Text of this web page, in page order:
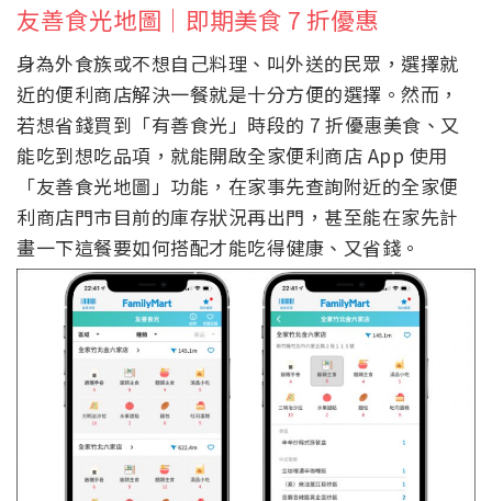
友善食光地圖｜即期美食 7 折優惠
身為外食族或不想自己料理、叫外送的民眾，選擇就
近的便利商店解決一餐就是十分方便的選擇。然而，
若想省錢買到「有善食光」時段的 7 折優惠美食、又
能吃到想吃品項，就能開啟全家便利商店 App 使用
「友善食光地圖」功能，在家事先查詢附近的全家便
利商店門市目前的庫存狀況再出門，甚至能在家先計
畫一下這餐要如何搭配才能吃得健康、又省錢。